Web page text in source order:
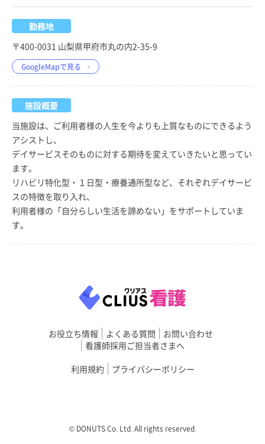
勤務地
〒400-0031 山梨県甲府市丸の内2-35-9
GoogleMapで見る
施設概要
当施設は、ご利用者様の人生を今よりも上質なものにできるよう
アシストし、
デイサービスそのものに対する期待を変えていきたいと思ってい
ます。
リハビリ特化型・１日型・療養通所型など、それぞれデイサービ
スの特徴を取り入れ、
利用者様の「自分らしい生活を諦めない」をサポートしていま
す。
お役立ち情報 よくある質問
お問い合わせ
看護師採用ご担当者さまへ
利用規約
プライバシーポリシー
©︎ DONUTS Co. Ltd. All rights reserved.